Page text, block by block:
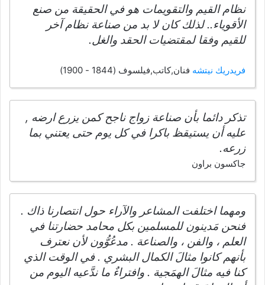
نظام القيم والتقويمات هو في الحقيقة من صنع
الأقوياء.. لذلك كان لا بد من صناعة نظام آخر
للقيم وفقا لمقتضيات الحقد والغل.
فريدريك نيتشه فنان,كاتب,فيلسوف (1844 - 1900)
تذكر دائما بأن صناعة زواج ناجح كمن يزرع ارضه ,
عليه أن يستيقظ باكرا في كل يوم حتى يعتني بما
زرعه.
جاكسون براون
ومهما اختلفت المشاعر والآراء حول انتصارنا ذاك .
فنحن مَدينون للمسلمين بكل محامد حضارتنا في
العلم ، والفن ، والصناعة . مدعُوُّون لأن نعترف
بأنهم كانوا مثالَ الكمال البشري . في الوقت الذي
كنا فيه مثالَ الهمَجية . وافتراءٌ ما ندَّعيه اليوم من